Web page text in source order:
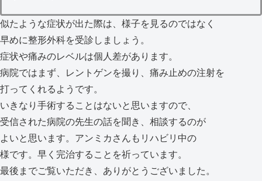
似たような症状が出た際は、様子を見るのではなく
早めに整形外科を受診しましょう。
症状や痛みのレベルは個人差があります。
病院ではまず、レントゲンを撮り、痛み止めの注射を
打ってくれるようです。
いきなり手術することはないと思いますので、
受信された病院の先生の話を聞き、相談するのが
よいと思います。アンミカさんもリハビリ中の
様です。早く完治することを祈っています。
最後までご覧いただき、ありがとうございました。